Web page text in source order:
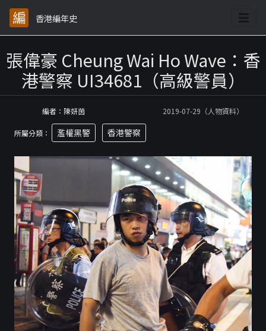
香港編年史
張偉豪 Cheung Wai Ho Wave：香
港警察 UI34681（高級警員）
編者：陳妍茵 2019-07-29（人物資料）
所屬分類： 濫權黑警 香港警察